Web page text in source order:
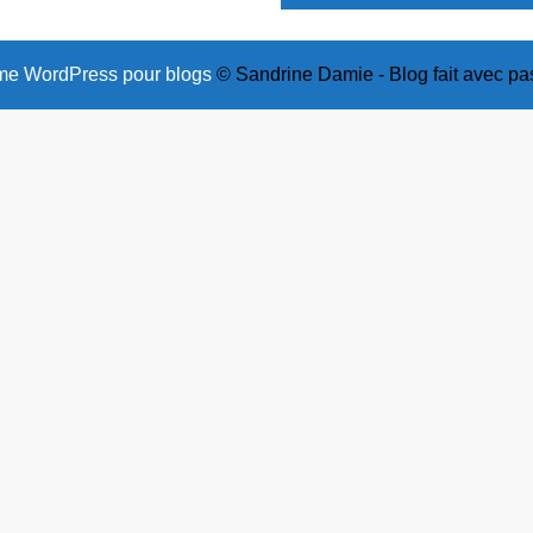
WordPress pour blogs© Sandrine Damie - Blog fait avec